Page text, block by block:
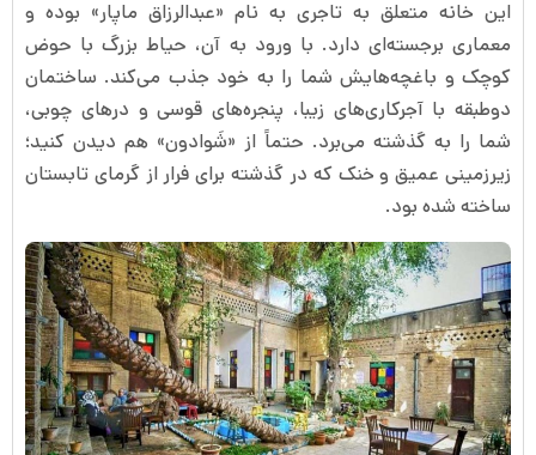
این خانه متعلق به تاجری به نام «عبدالرزاق ماپار» بوده و
معماری برجسته‌ای دارد. با ورود به آن، حیاط بزرگ با حوض
کوچک و باغچه‌هایش شما را به خود جذب می‌کند. ساختمان
دوطبقه با آجرکاری‌های زیبا، پنجره‌های قوسی و درهای چوبی،
شما را به گذشته می‌برد. حتماً از «شَوادون» هم دیدن کنید؛
زیرزمینی عمیق و خنک که در گذشته برای فرار از گرمای تابستان
ساخته شده بود.